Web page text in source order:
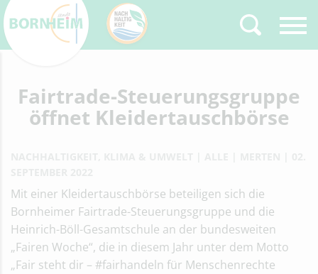
Zurück
Type 2 or more
characters for results.
Fairtrade-Steuerungsgruppe
öffnet Kleidertauschbörse
Mit einer Kleidertauschbörse beteiligen sich die
Bornheimer Fairtrade-Steuerungsgruppe und die
Heinrich-Böll-Gesamtschule an der bundesweiten
„Fairen Woche“, die in diesem Jahr unter dem Motto
„Fair steht dir – #fairhandeln für Menschenrechte